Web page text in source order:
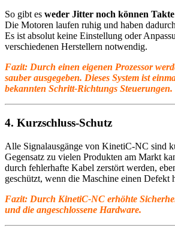
So gibt es weder Jitter noch können Takte
Die Motoren laufen ruhig und haben
Es ist absolut keine Einstellung oder
verschiedenen Herstellern notwendig.
Fazit: Durch einen eigenen Prozessor
sauber ausgegeben. Dieses System ist
bekannten Schritt-Richtungs Steuerungen.
4. Kurzschluss-Schutz
Alle Signalausgänge von KinetiC-NC sind
Gegensatz zu vielen Produkten am Markt
durch fehlerhafte Kabel zerstört werden,
geschützt, wenn die Maschine einen Defekt
Fazit: Durch KinetiC-NC erhöhte
und die angeschlossene Hardware.